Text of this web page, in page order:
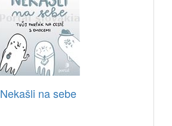
Nekašli na sebe